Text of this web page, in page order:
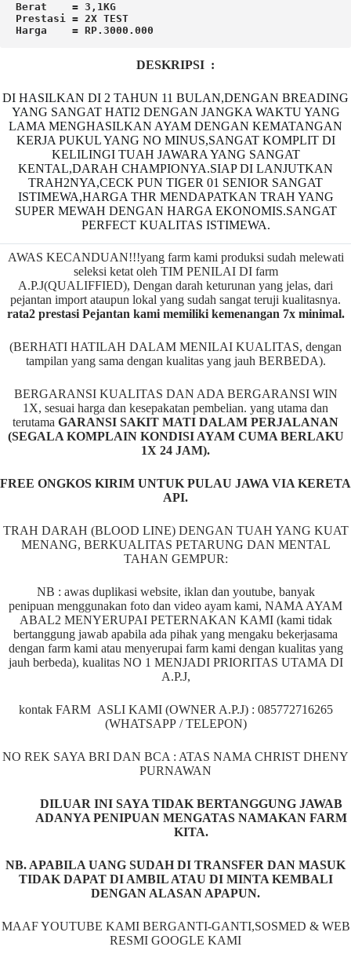
Berat    = 3,1KG
Prestasi = 2X TEST
Harga    = RP.3000.000
DESKRIPSI :
DI HASILKAN DI 2 TAHUN 11 BULAN,DENGAN BREADING
YANG SANGAT HATI2 DENGAN JANGKA WAKTU YANG
LAMA MENGHASILKAN AYAM DENGAN KEMATANGAN
KERJA PUKUL YANG NO MINUS,SANGAT KOMPLIT DI
KELILINGI TUAH JAWARA YANG SANGAT
KENTAL,DARAH CHAMPIONYA.SIAP DI LANJUTKAN
TRAH2NYA,CECK PUN TIGER 01 SENIOR SANGAT
ISTIMEWA,HARGA THR MENDAPATKAN TRAH YANG
SUPER MEWAH DENGAN HARGA EKONOMIS.SANGAT
PERFECT KUALITAS ISTIMEWA.
AWAS KECANDUAN!!!yang farm kami produksi sudah melewati
seleksi ketat oleh TIM PENILAI DI farm
A.P.J(QUALIFFIED), Dengan darah keturunan yang jelas, dari
pejantan import ataupun lokal yang sudah sangat teruji kualitasnya.
rata2 prestasi Pejantan kami memiliki kemenangan 7x minimal.
(BERHATI HATILAH DALAM MENILAI KUALITAS, dengan
tampilan yang sama dengan kualitas yang jauh BERBEDA).
BERGARANSI KUALITAS DAN ADA BERGARANSI WIN
1X, sesuai harga dan kesepakatan pembelian. yang utama dan
terutama GARANSI SAKIT MATI DALAM PERJALANAN
(SEGALA KOMPLAIN KONDISI AYAM CUMA BERLAKU
1X 24 JAM).
FREE ONGKOS KIRIM UNTUK PULAU JAWA VIA KERETA
API.
TRAH DARAH (BLOOD LINE) DENGAN TUAH YANG KUAT
MENANG, BERKUALITAS PETARUNG DAN MENTAL
TAHAN GEMPUR:
NB : awas duplikasi website, iklan dan youtube, banyak
penipuan menggunakan foto dan video ayam kami, NAMA AYAM
ABAL2 MENYERUPAI PETERNAKAN KAMI (kami tidak
bertanggung jawab apabila ada pihak yang mengaku bekerjasama
dengan farm kami atau menyerupai farm kami dengan kualitas yang
jauh berbeda), kualitas NO 1 MENJADI PRIORITAS UTAMA DI
A.P.J,
kontak FARM ASLI KAMI (OWNER A.P.J) : 085772716265
(WHATSAPP / TELEPON)
NO REK SAYA BRI DAN BCA : ATAS NAMA CHRIST DHENY
PURNAWAN
DILUAR INI SAYA TIDAK BERTANGGUNG JAWAB
ADANYA PENIPUAN MENGATAS NAMAKAN FARM
KITA.
NB. APABILA UANG SUDAH DI TRANSFER DAN MASUK
TIDAK DAPAT DI AMBIL ATAU DI MINTA KEMBALI
DENGAN ALASAN APAPUN.
MAAF YOUTUBE KAMI BERGANTI-GANTI,SOSMED & WEB
RESMI GOOGLE KAMI